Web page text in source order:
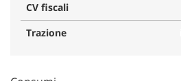
CV fiscali
Trazione